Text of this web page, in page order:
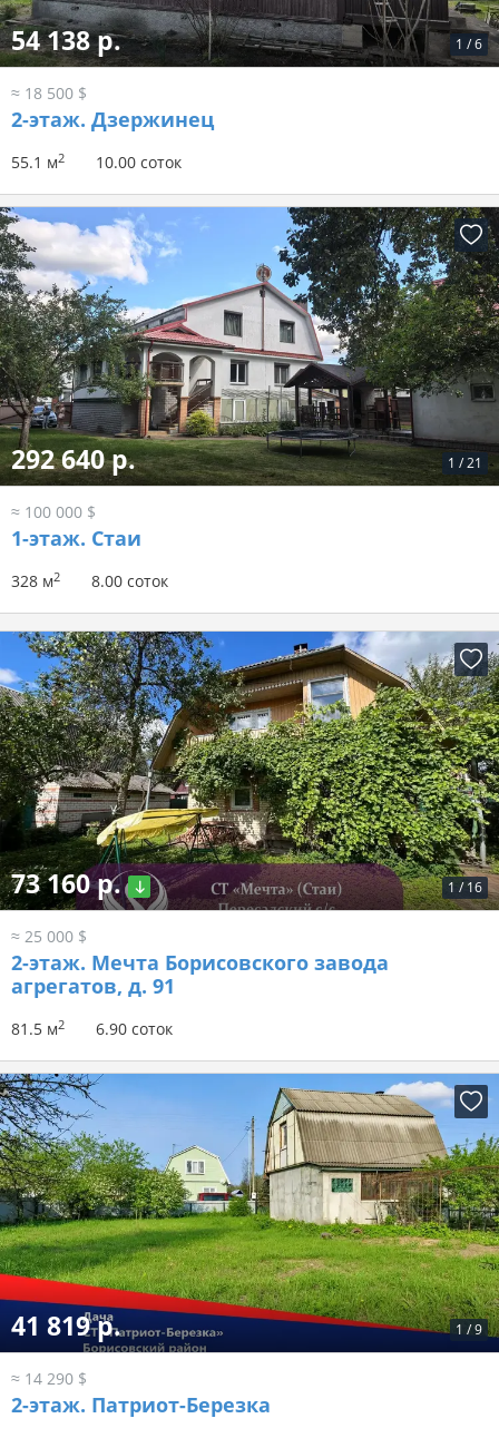
1 /6
54 138 р.
≈ 18 500 $
2-этаж. Дзержинец
55.1 м2 10.00 соток
1 /21
292 640 р.
≈ 100 000 $
1-этаж. Стаи
328 м2 8.00 соток
1 / 16
73 160 р.
≈ 25 000 $
2-этаж. Мечта Борисовского завода
агрегатов, д. 91
81.5 м2 6.90 соток
1 /9
41 819 р.
≈ 14 290 $
2-этаж. Патриот-Березка